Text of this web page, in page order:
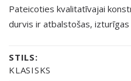
Pateicoties kvalitatīvajai
durvis ir atbalstošas, izturīgas
STILS:
KLASISKS